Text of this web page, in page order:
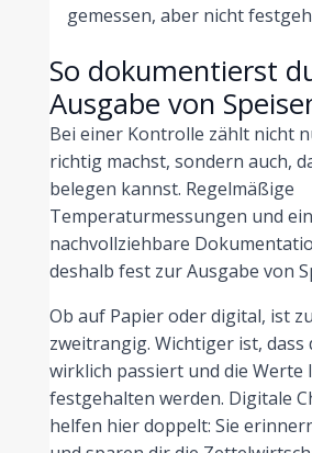
gemessen, aber nicht
So dokumentierst
Ausgabe von
Bei einer Kontrolle zählt nicht
richtig machst, sondern auch,
belegen kannst. Regelmäßige
Temperaturmessungen und
nachvollziehbare
deshalb fest zur Ausgabe von
Ob auf Papier oder digital, ist
zweitrangig. Wichtiger ist, dass
wirklich passiert und die Werte
festgehalten werden. Digitale
helfen hier doppelt: Sie